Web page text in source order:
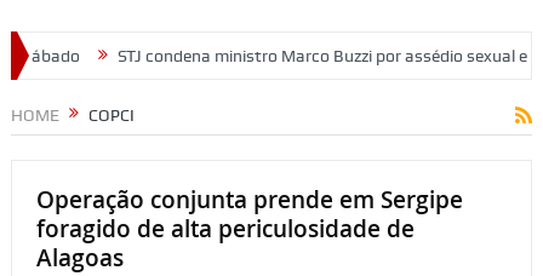
ministro Marco Buzzi por assédio sexual e importunação
HOME COPCI
Operação conjunta prende em Sergipe
foragido de alta periculosidade de
Alagoas